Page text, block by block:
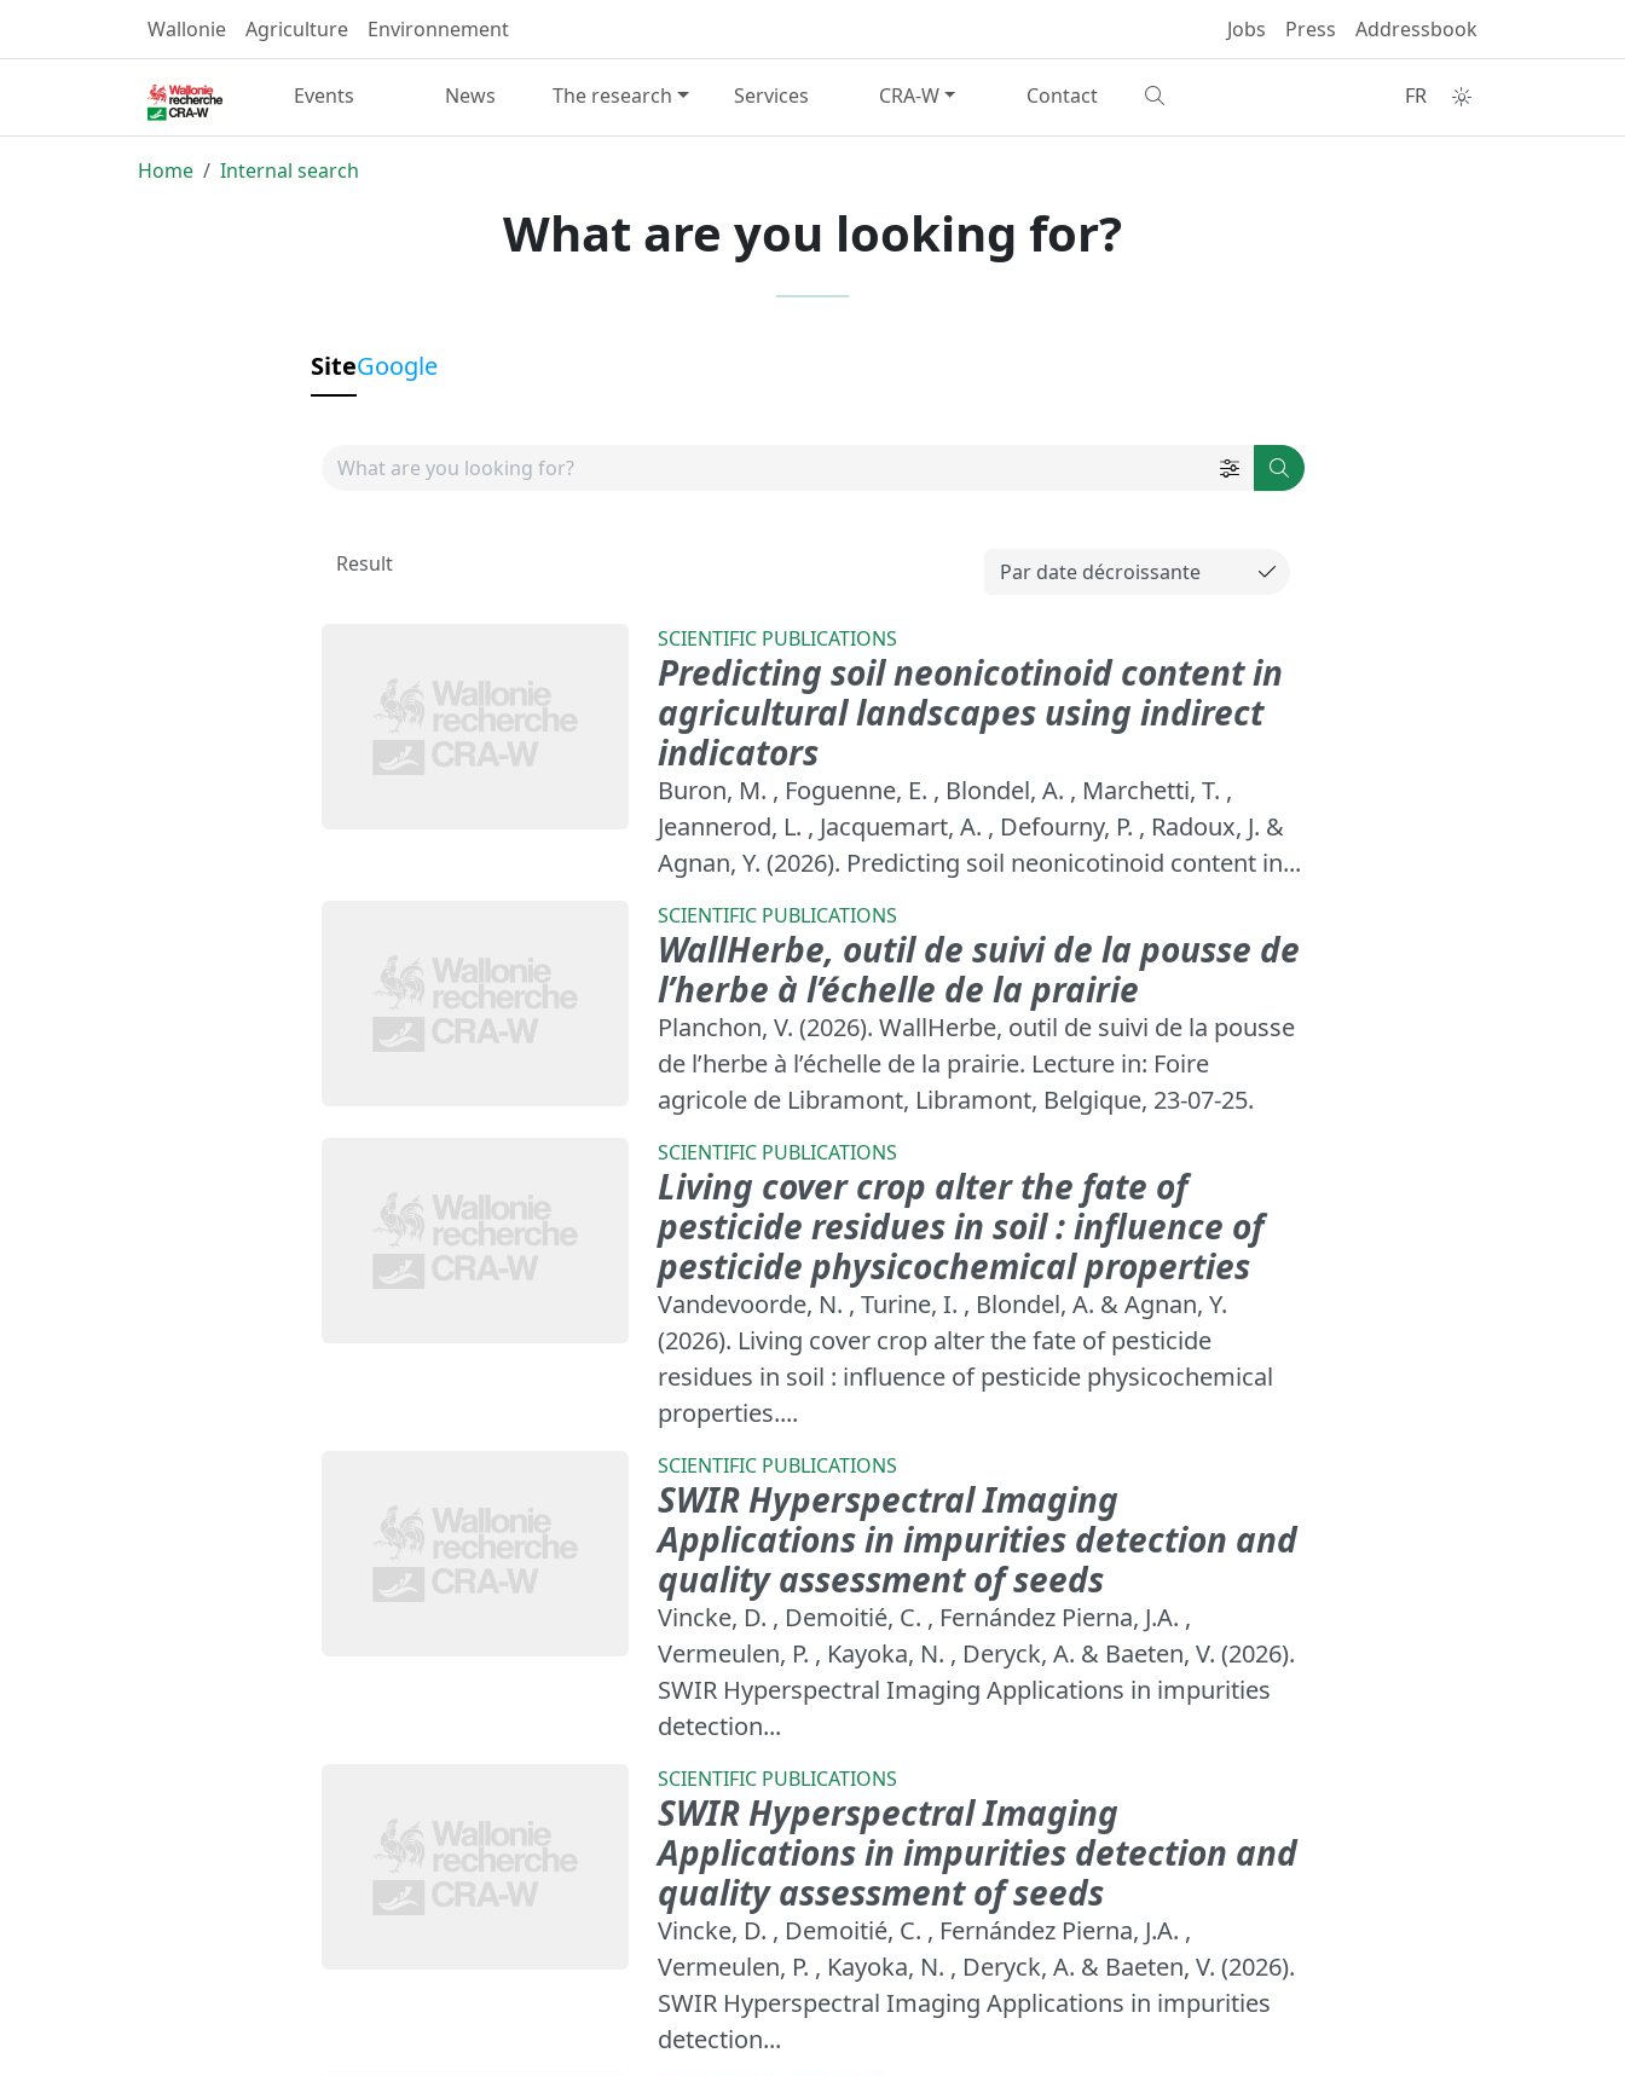
Wallonie Agriculture Environnement Jobs Press Addressbook
Events News The research Services CRA-W Contact FR
Home Internal search
What are you looking for?
SiteGoogle
Result
SCIENTIFIC PUBLICATIONS
Predicting soil neonicotinoid content in
agricultural landscapes using indirect
indicators
Buron, M. , Foguenne, E. , Blondel, A. , Marchetti, T. ,
Jeannerod, L. , Jacquemart, A. , Defourny, P. , Radoux, J. &
Agnan, Y. (2026). Predicting soil neonicotinoid content in...
SCIENTIFIC PUBLICATIONS
WallHerbe, outil de suivi de la pousse de
l’herbe à l’échelle de la prairie
Planchon, V. (2026). WallHerbe, outil de suivi de la pousse
de l’herbe à l’échelle de la prairie. Lecture in: Foire
agricole de Libramont, Libramont, Belgique, 23-07-25.
SCIENTIFIC PUBLICATIONS
Living cover crop alter the fate of
pesticide residues in soil : influence of
pesticide physicochemical properties
Vandevoorde, N. , Turine, I. , Blondel, A. & Agnan, Y.
(2026). Living cover crop alter the fate of pesticide
residues in soil : influence of pesticide physicochemical
properties....
SCIENTIFIC PUBLICATIONS
SWIR Hyperspectral Imaging
Applications in impurities detection and
quality assessment of seeds
Vincke, D. , Demoitié, C. , Fernández Pierna, J.A. ,
Vermeulen, P. , Kayoka, N. , Deryck, A. & Baeten, V. (2026).
SWIR Hyperspectral Imaging Applications in impurities
detection...
SCIENTIFIC PUBLICATIONS
SWIR Hyperspectral Imaging
Applications in impurities detection and
quality assessment of seeds
Vincke, D. , Demoitié, C. , Fernández Pierna, J.A. ,
Vermeulen, P. , Kayoka, N. , Deryck, A. & Baeten, V. (2026).
SWIR Hyperspectral Imaging Applications in impurities
detection...